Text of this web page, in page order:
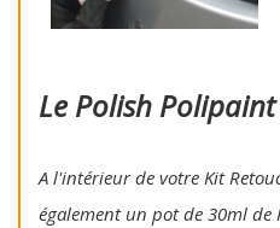
Le Polish Polipaint
A l'intérieur de votre Kit
également un pot de 30ml de